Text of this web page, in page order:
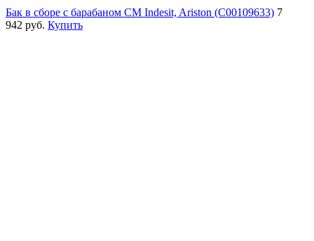
Бак в сборе с барабаном СМ Indesit, Ariston (C00109633) 7
942 руб. Купить